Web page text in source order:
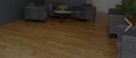
šis piedāvājums?
atpūtai atlikuši tikai daži soļi
PĒRKU